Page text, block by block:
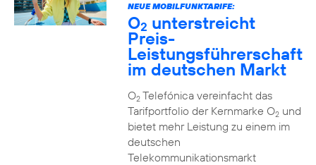
NEUE MOBILFUNKTARIFE:
O2 unterstreicht
Preis-
Leistungsführerschaft
im deutschen Markt
O2Telefónica vereinfacht das
Tarifportfolio der Kernmarke O2und
bietet mehr Leistung zu einem im
deutschen
Telekommunikationsmarkt